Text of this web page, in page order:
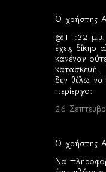
Ο χρήστης
@11:32 μ.μ.
έχεις δίκηο
κανέναν
κατασκευή.
δεν θέλω να
περίεργο;
26
Ο χρήστης
Να